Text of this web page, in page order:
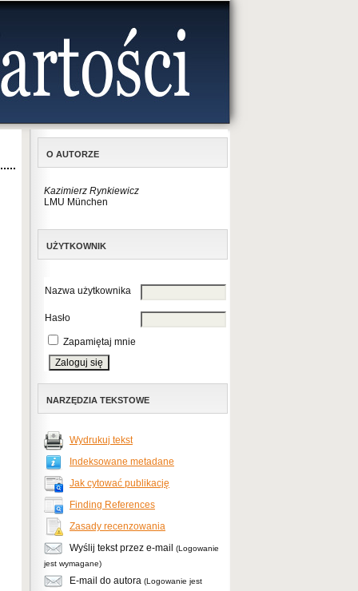
O AUTORZE
Kazimierz Rynkiewicz
LMU München
UŻYTKOWNIK
Nazwa użytkownika
Hasło
Zapamiętaj mnie
NARZĘDZIA TEKSTOWE
Wydrukuj tekst
Indeksowane metadane
Jak cytować publikację
Finding References
Zasady recenzowania
Wyślij tekst przez e-mail
(Logowanie
jest wymagane)
E-mail do autora (Logowanie jest